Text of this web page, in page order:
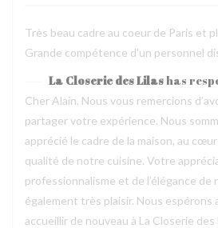
Très beau cadre au coeur de Paris et
Grande compétence d'un personnel
La Closerie des Lilashas
Cher Alain, Nous vous remercions
partager votre expérience. Nous
apprécié le cadre de la maison, au
qualité de notre cuisine. Votre
professionnalisme et de l’élégance
également très plaisir. Nous espérons
accueillir de nouveau à La Closerie des